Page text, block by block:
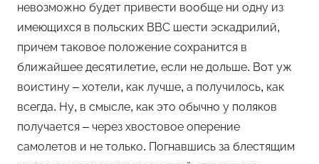
невозможно будет привести вообще ни одну из
имеющихся в польских ВВС шести эскадрилий,
причем таковое положение сохранится в
ближайшее десятилетие, если не дольше. Вот уж
воистину – хотели, как лучше, а получилось, как
всегда. Ну, в смысле, как это обычно у поляков
получается – через хвостовое оперение
самолетов и не только. Погнавшись за блестящим